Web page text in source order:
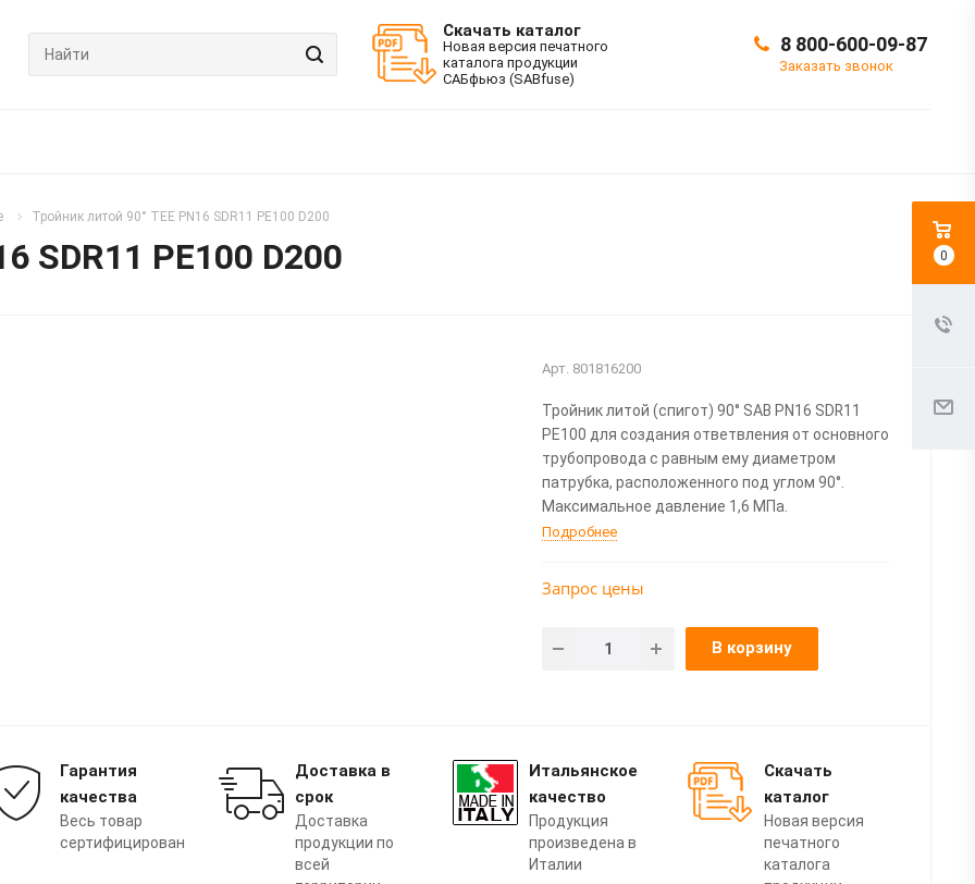
Скачать каталог
Новая версия печатного
каталога продукции
САБфьюз (SABfuse)
8 800-600-09-87
Заказать звонок
Тройник литой 90° TEE PN16 SDR11 PE100 D200
SDR11 PE100 D200
Арт. 801816200
Тройник литой (спигот) 90° SAB PN16 SDR11
PE100 для создания ответвления от основного
трубопровода с равным ему диаметром
патрубка, расположенного под углом 90°.
Максимальное давление 1,6 МПа.
Подробнее
Запрос цены
В корзину
Гарантия
качества
Весь товар
сертифицирован
Доставка в
срок
Доставка
продукции по
всей
Итальянское
качество
Продукция
произведена в
Италии
Скачать
каталог
Новая версия
печатного
каталога
0